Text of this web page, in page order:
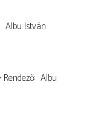
Albu István
Rendező Albu